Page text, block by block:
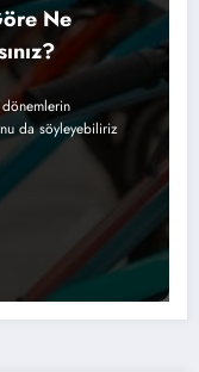
Ne
da söyleyebiliriz